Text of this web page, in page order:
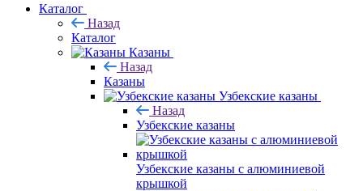
Каталог
Назад
Каталог
Казаны
Назад
Казаны
Узбекские казаны
Назад
Узбекские казаны
Узбекские казаны с алюминиевой
крышкой